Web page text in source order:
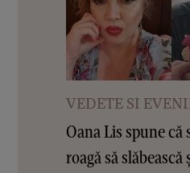
VEDETE SI
Oana Lis spune că
roagă să slăbească